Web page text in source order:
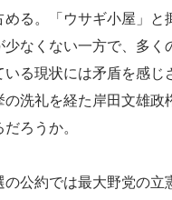
める。「ウサギ小屋」と
少なくない一方で、多く
いる現状には矛盾を感じ
の洗礼を経た岸田文雄政
ろうか。
公約では最大野党の立